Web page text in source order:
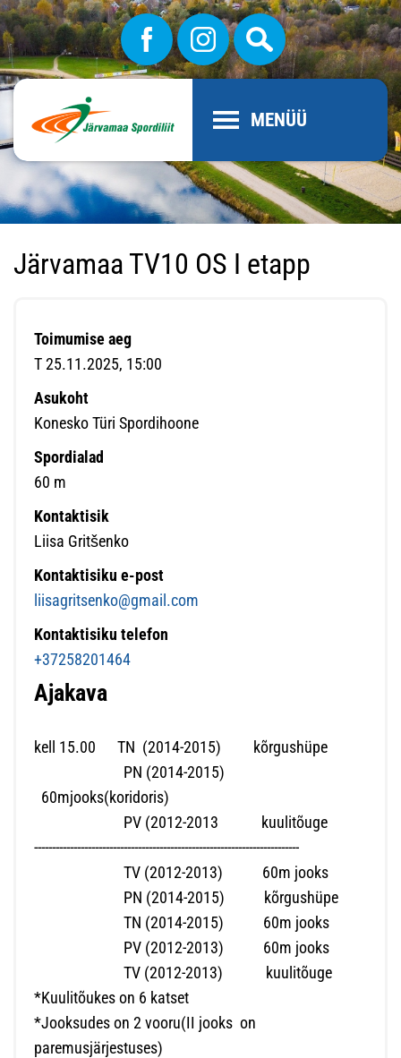
MENÜÜ
Järvamaa TV10 OS I etapp
Toimumise aeg
T 25.11.2025, 15:00
Asukoht
Konesko Türi Spordihoone
Spordialad
60 m
Kontaktisik
Liisa Gritšenko
Kontaktisiku e-post
liisagritsenko@gmail.com
Kontaktisiku telefon
+37258201464
Ajakava
kell 15.00 TN (2014-2015) kõrgushüpe
PN (2014-2015)
60mjooks(koridoris)
PV (2012-2013 kuulitõuge
--------------------------------------------------------------------------
TV (2012-2013) 60m jooks
PN (2014-2015) kõrgushüpe
TN (2014-2015) 60m jooks
PV (2012-2013) 60m jooks
TV (2012-2013) kuulitõuge
*Kuulitõukes on 6 katset
*Jooksudes on 2 vooru(II jooks on
paremusjärjestuses)